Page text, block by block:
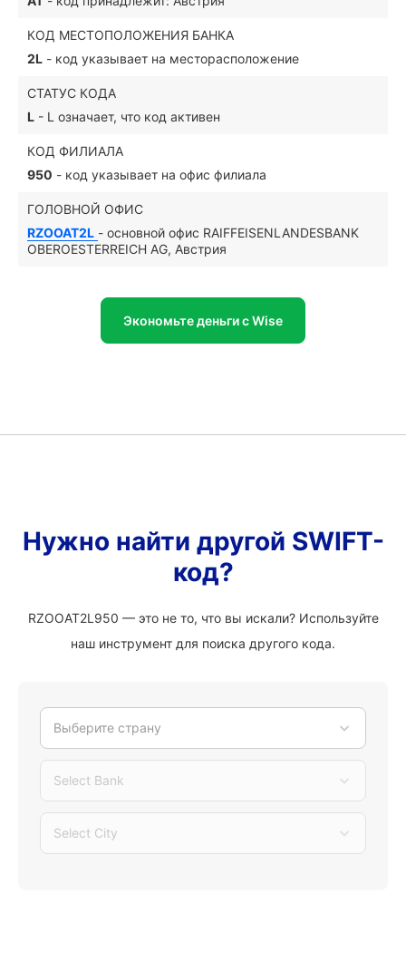
КОД МЕСТОПОЛОЖЕНИЯ БАНКА
2L - код указывает на месторасположение
СТАТУС КОДА
L - L означает, что код активен
КОД ФИЛИАЛА
950 - код указывает на офис филиала
ГОЛОВНОЙ ОФИС
RZOOAT2L - основной офис RAIFFEISENLANDESBANK
OBEROESTERREICH AG, Австрия
Экономьте деньги с Wise
Нужно найти другой SWIFT-
код?
RZOOAT2L950 — это не то, что вы искали? Используйте
наш инструмент для поиска другого кода.
Выберите страну
Select Bank
Select City